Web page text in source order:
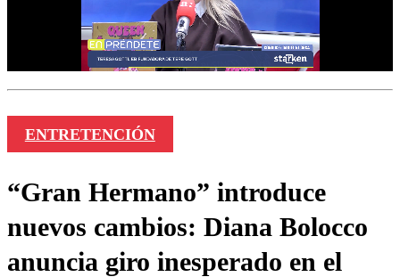
ENTRETENCIÓN
“Gran Hermano” introduce
nuevos cambios: Diana Bolocco
anuncia giro inesperado en el